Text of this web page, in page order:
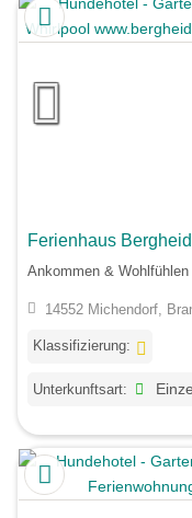
Ferienhaus
Ankommen & Wohlfühlen
14552 Michendorf,
Klassifizierung:
Unterkunftsart: